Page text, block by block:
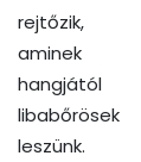
rejtőzik,
aminek
hangjától
libabőrösek
leszünk.